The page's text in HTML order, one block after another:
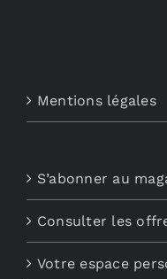
Mentions légales
S’abonner au
Consulter les
Votre espace